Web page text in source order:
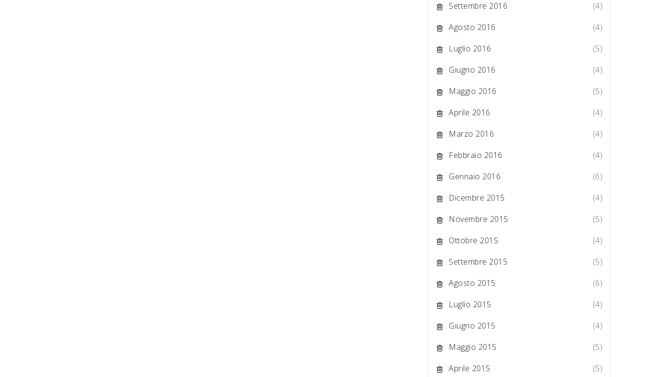
Settembre 2016
(4)
Agosto 2016
(4)
Luglio 2016
(5)
Giugno 2016
(4)
Maggio 2016
(5)
Aprile 2016
(4)
Marzo 2016
(4)
Febbraio 2016
(4)
Gennaio 2016
(6)
Dicembre 2015
(4)
Novembre 2015
(5)
Ottobre 2015
(4)
Settembre 2015
(5)
Agosto 2015
(6)
Luglio 2015
(4)
Giugno 2015
(4)
Maggio 2015
(5)
Aprile 2015
(5)